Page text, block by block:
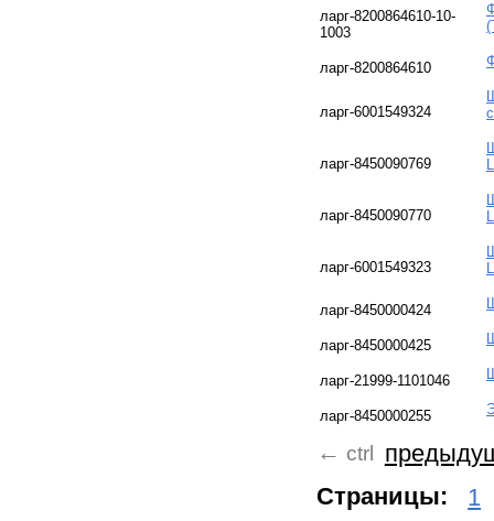
ларг-8200864610-10-
1003
ларг-8200864610
ларг-6001549324
ларг-8450090769
ларг-8450090770
ларг-6001549323
ларг-8450000424
ларг-8450000425
ларг-21999-1101046
ларг-8450000255
← ctrl
Страницы:
1